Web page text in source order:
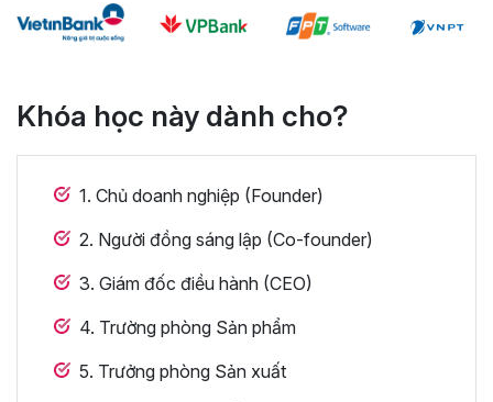
Khóa học này dành cho?
1. Chủ doanh nghiệp (Founder)
2. Người đồng sáng lập (Co-founder)
3. Giám đốc điều hành (CEO)
4. Trường phòng Sản phẩm
5. Trưởng phòng Sản xuất